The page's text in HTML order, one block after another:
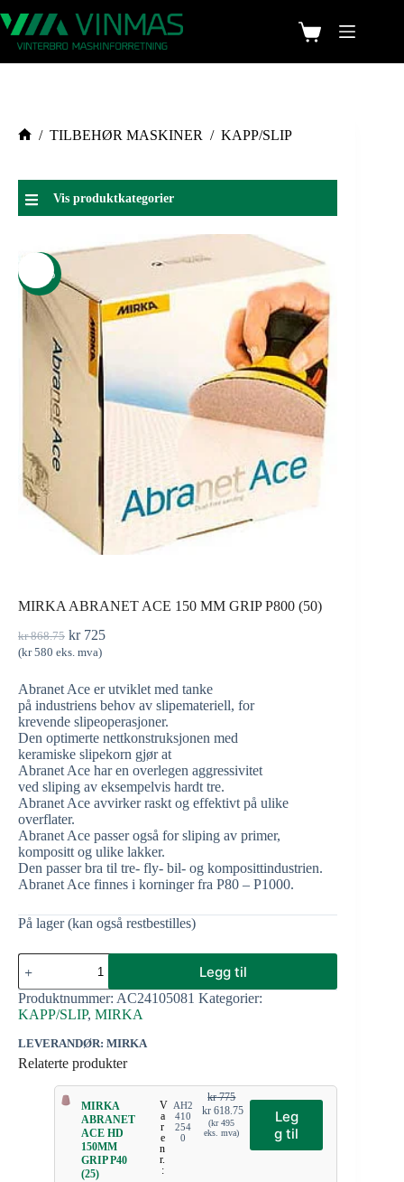
/ TILBEHØR MASKINER / KAPP/SLIP
Vis produktkategorier
-17%
MIRKA ABRANET ACE 150 MM GRIP P800 (50)
kr868.75 kr725
(kr580 eks. mva)
Abranet Ace er utviklet med tanke
på industriens behov av slipemateriell, for
krevende slipeoperasjoner.
Den optimerte nettkonstruksjonen med
keramiske slipekorn gjør at
Abranet Ace har en overlegen aggressivitet
ved sliping av eksempelvis hardt tre.
Abranet Ace avvirker raskt og effektivt på ulike
overflater.
Abranet Ace passer også for sliping av primer,
kompositt og ulike lakker.
Den passer bra til tre- fly- bil- og komposittindustrien.
Abranet Ace finnes i korninger fra P80 – P1000.
På lager (kan også restbestilles)
Legg til
Produktnummer: AC24105081 Kategorier:
KAPP/SLIP, MIRKA
LEVERANDØR: MIRKA
Relaterte produkter
MIRKA
ABRANET
ACE HD
150MM
GRIP P40
(25)
V
a
r
e
n
r.
:
AH2
410
254
0
kr775
kr 618.75
(kr495
eks. mva)
Leg
g til